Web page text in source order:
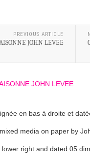
PREVIOUS ARTICLE
JOHN LEVEE
en bas à droite et
mixed media on paper by
right and dated 05